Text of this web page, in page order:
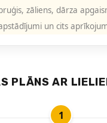
zāliens, dārza
un cits
PLĀNS AR
1